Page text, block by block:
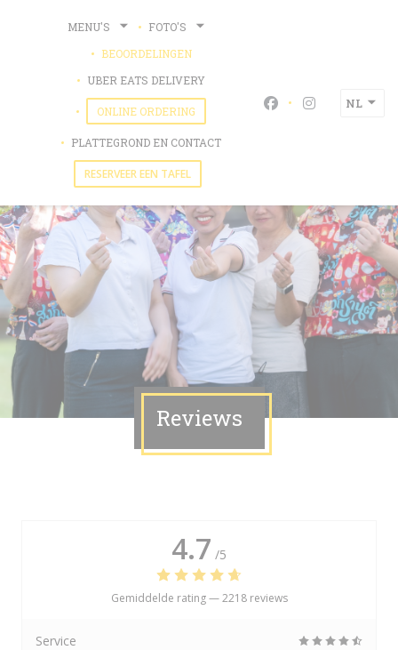
MENU'S
FOTO'S
BEOORDELINGEN
UBER EATS DELIVERY((OPENT IN EEN NIEUW VENSTER))
ONLINE ORDERING ((OPENT IN EEN NIEUW VENSTER))
PLATTEGROND EN CONTACT
RESERVEER EEN TAFEL
Facebook ((opent
Instagram
NL
Reviews
4.7 /5
Gemiddelde rating —2218 reviews
Service